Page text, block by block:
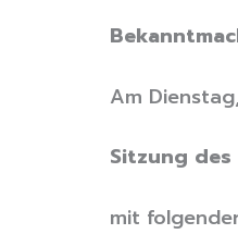
Am
Sitzung
mit